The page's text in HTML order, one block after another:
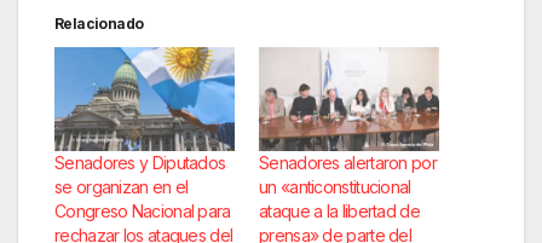
Relacionado
Senadores y Diputados
se organizan en el
Congreso Nacional para
rechazar los ataques del
Senadores alertaron por
un «anticonstitucional
ataque a la libertad de
prensa» de parte del